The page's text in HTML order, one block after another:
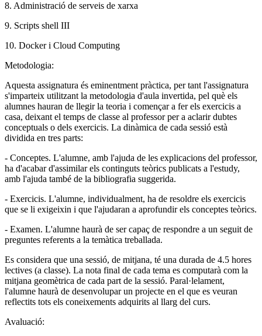
8. Administració de serveis de xarxa
9. Scripts shell III
10. Docker i Cloud Computing
Metodologia:
Aquesta assignatura és eminentment pràctica, per tant l'assignatura
s'imparteix utilitzant la metodologia d'aula invertida, pel què els
alumnes hauran de llegir la teoria i començar a fer els exercicis a
casa, deixant el temps de classe al professor per a aclarir dubtes
conceptuals o dels exercicis. La dinàmica de cada sessió està
dividida en tres parts:
- Conceptes. L'alumne, amb l'ajuda de les explicacions del professor,
ha d'acabar d'assimilar els continguts teòrics publicats a l'estudy,
amb l'ajuda també de la bibliografia suggerida.
- Exercicis. L'alumne, individualment, ha de resoldre els exercicis
que se li exigeixin i que l'ajudaran a aprofundir els conceptes teòrics.
- Examen. L'alumne haurà de ser capaç de respondre a un seguit de
preguntes referents a la temàtica treballada.
Es considera que una sessió, de mitjana, té una durada de 4.5 hores
lectives (a classe). La nota final de cada tema es computarà com la
mitjana geomètrica de cada part de la sessió. Paral·lelament,
l'alumne haurà de desenvolupar un projecte en el que es veuran
reflectits tots els coneixements adquirits al llarg del curs.
Avaluació: